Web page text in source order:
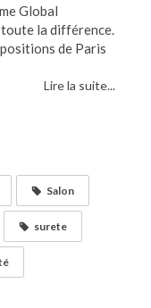
Global
la différence.
de Paris
Lire la suite...
Salon
surete